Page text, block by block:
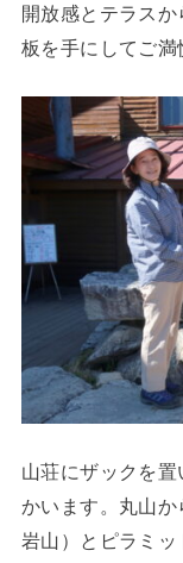
開放感とテラス
板を手にしてご満
山荘にザックを
かいます。丸山
岩山）とピラミ